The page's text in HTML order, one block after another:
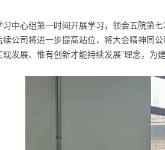
中心组第一时间开展学习，领会五院第
续公司将进一步提高站位，将大会精神同
发展、惟有创新才能持续发展”理念，为